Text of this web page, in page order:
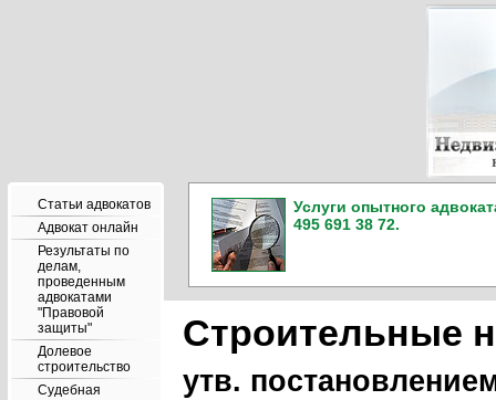
Статьи адвокатов
Адвокат онлайн
Результаты по
делам,
проведенным
адвокатами
"Правовой
защиты"
Долевое
строительство
Судебная
Услуги опытного
495 691 38 72.
Строительные
утв.